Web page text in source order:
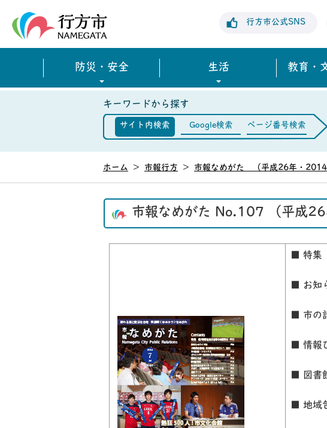
行方市公式SNS
防災・安全 生活 教育・
キーワードから探す
サイト内検索 Google検索 ページ番号検索
ホーム > 市報行方 > 市報なめがた （平成26年・2014
市報なめがた No.107 （平成26
■ 特集
■ お知
■ 市の
■ 情報
■ 図書
■ 地域